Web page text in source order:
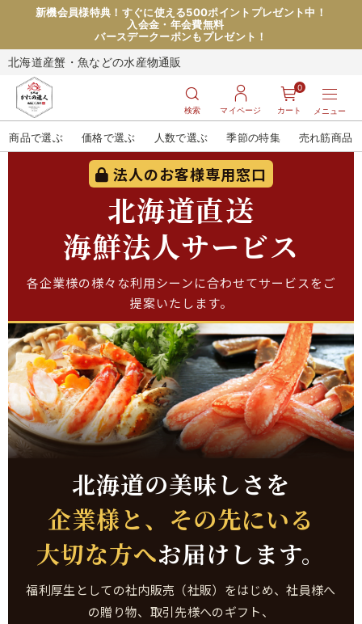
新機会員様特典！すぐに使える500ポイントプレゼント中！
入会金・年会費無料
バースデークーポンもプレゼント！
北海道産蟹・魚などの水産物通販
検索 マイページ カート
0
メニュー
商品で選ぶ 価格で選ぶ 人数で選ぶ 季節の特集 売れ筋商品
法人のお客様専用窓口
北海道直送
海鮮法人サービス
各企業様の様々な利用シーンに合わせてサービスをご
提案いたします。
北海道の美味しさを
企業様と、その先にいる
大切な方へお届けします。
福利厚生としての社内販売（社販）をはじめ、社員様へ
の贈り物、取引先様へのギフト、